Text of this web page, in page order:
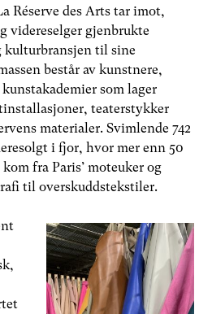
Réserve des Arts tar imot,
videreselger gjenbrukte
kulturbransjen til sine
består av kunstnere,
som lager
teaterstykker
materialer. Svimlende 742
i fjor, hvor mer enn 50
fra Paris’ moteuker og
til overskuddstekstiler.